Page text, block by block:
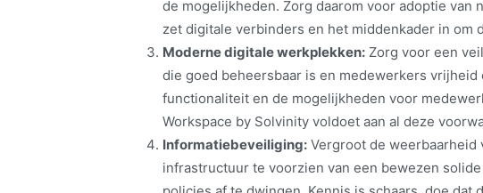
de mogelijkheden. Zorg daarom voor adoptie
zet digitale verbinders en het middenkader in om
Moderne digitale werkplekken: Zorg voor een
die goed beheersbaar is en medewerkers
functionaliteit en de mogelijkheden voor
Workspace by Solvinity voldoet aan al deze
Informatiebeveiliging: Vergroot de weerbaarheid
infrastructuur te voorzien van een bewezen